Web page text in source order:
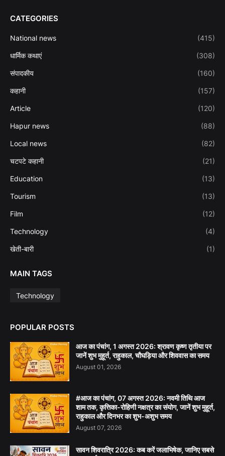
CATEGORIES
National news (415)
धार्मिक कथाएं (308)
संपादकीय (160)
कहानी (157)
Article (120)
Hapur news (88)
Local news (82)
चटपटे कहानी (21)
Education (13)
Tourism (13)
Film (12)
Technology (4)
खेती-बारी (1)
MAIN TAGS
Technology
POPULAR POSTS
आज का पंचांग, 1 अगस्त 2026: श्रावण कृष्ण तृतीया पर
जानें शुभ मुहूर्त, राहुकाल, चौघड़िया और शिववास का समय
August 01, 2026
#आज का पंचांग, 07 अगस्त 2026: नवमी तिथि आज
शाम तक, कृत्तिका-रोहिणी नक्षत्र का संयोग, जानें शुभ मुहूर्त,
राहुकाल और दिनभर का शुभ-अशुभ समय
August 07, 2026
सावन शिवरात्रि 2026: कब करें जलाभिषेक, जानिए सबसे